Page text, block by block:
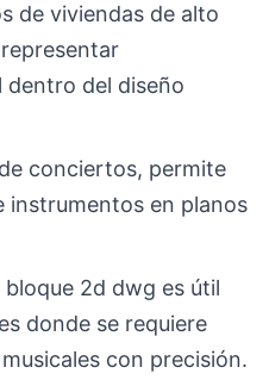
de viviendas de alto
dentro del diseño
conciertos, permite
instrumentos en planos
2d dwg es útil
donde se requiere
con precisión.